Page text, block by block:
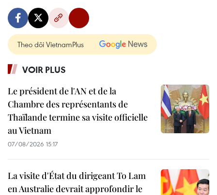
Theo dõi VietnamPlus
VOIR PLUS
Le président de l'AN et de la
Chambre des représentants de
Thaïlande termine sa visite officielle
au Vietnam
07/08/2026 15:17
La visite d'État du dirigeant To Lam
en Australie devrait approfondir le